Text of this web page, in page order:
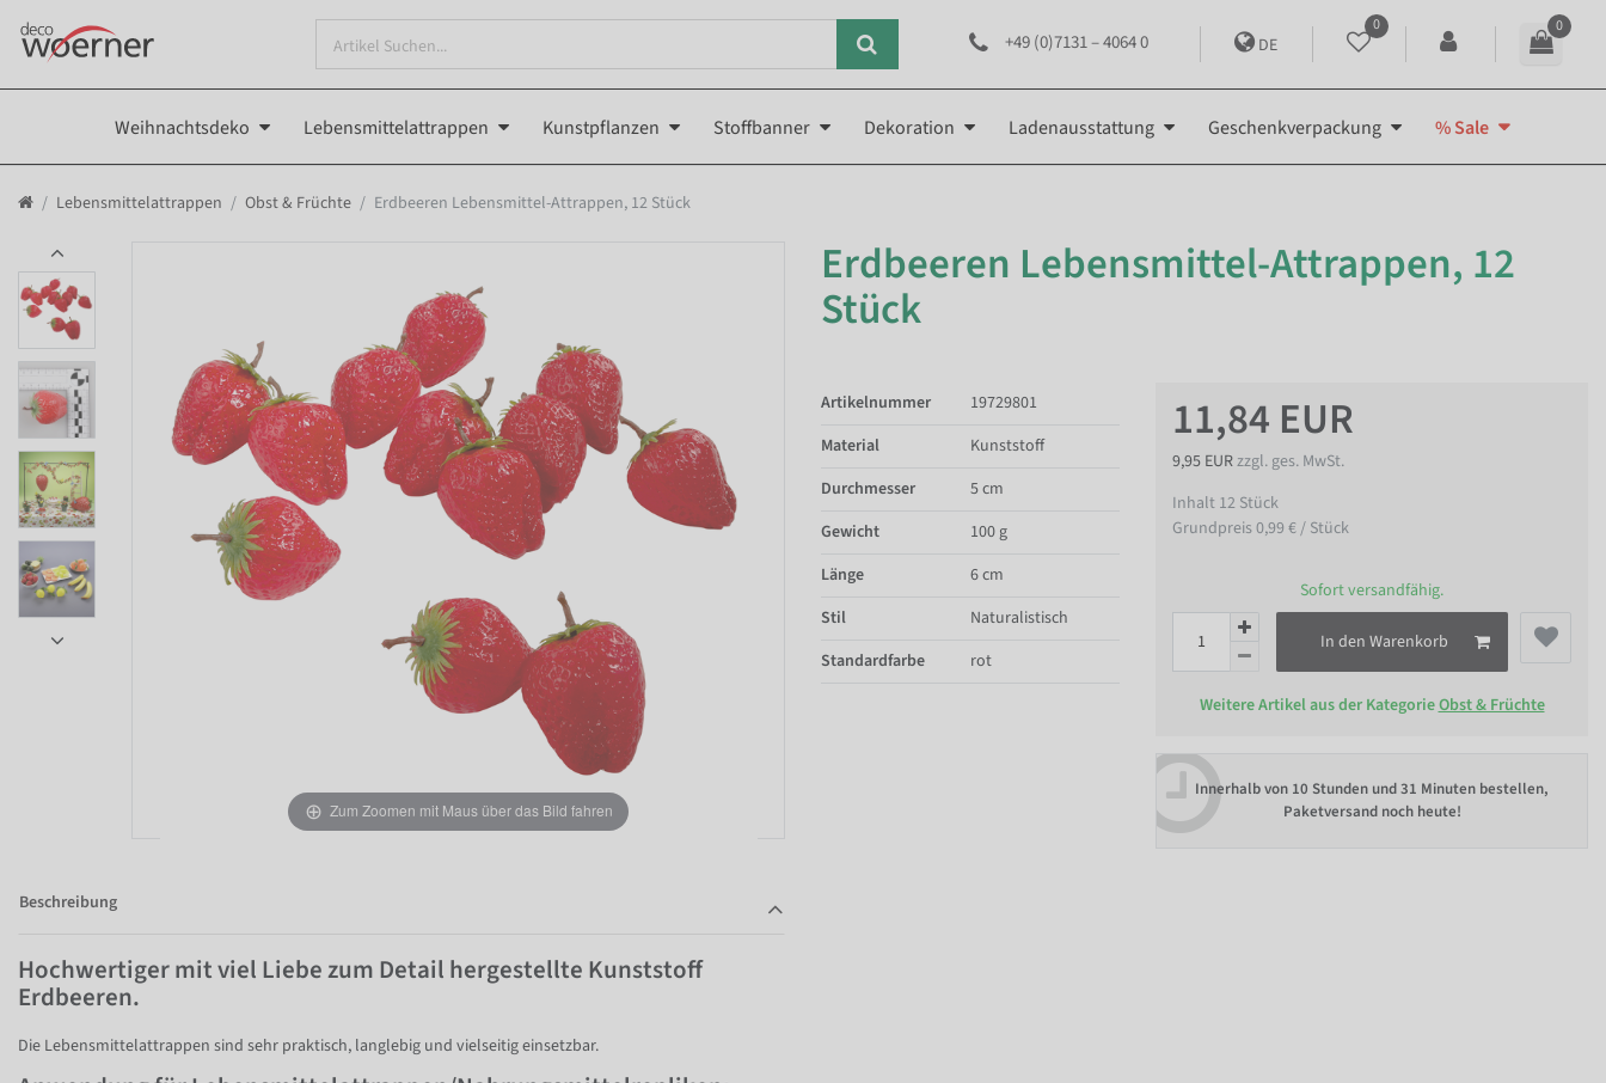
+49 (0)7131 – 4064 0 DE
0 0
Weihnachtsdeko Lebensmittelattrappen Kunstpflanzen Stoffbanner Dekoration Ladenausstattung Geschenkverpackung % Sale
Lebensmittelattrappen Obst & Früchte Erdbeeren Lebensmittel-Attrappen, 12 Stück
Zum Zoomen mit Maus über das Bild fahren
Erdbeeren Lebensmittel-Attrappen, 12
Stück
11,84 EUR
9,95 EURzzgl. ges. MwSt.
Inhalt 12 Stück
Grundpreis0,99 € / Stück
Sofort versandfähig.
In den Warenkorb
Weitere Artikel aus der KategorieObst & Früchte
Innerhalb von 10 Stunden und 31 Minuten bestellen,
Paketversand noch heute!
Artikelnummer
19729801
Material
Kunststoff
Durchmesser
5 cm
Gewicht
100 g
Länge
6 cm
Stil
Naturalistisch
Standardfarbe
rot
Beschreibung
Hochwertiger mit viel Liebe zum Detail hergestellte Kunststoff
Erdbeeren.
Die Lebensmittelattrappen sind sehr praktisch, langlebig und vielseitig einsetzbar.